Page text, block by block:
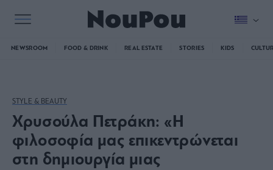
NEWSROOM FOOD & DRINK REAL ESTATE STORIES KIDS
STYLE & BEAUTY
Χρυσούλα Πετράκη: «Η
φιλοσοφία μας επικεντρώνεται
στη δημιουργία μιας